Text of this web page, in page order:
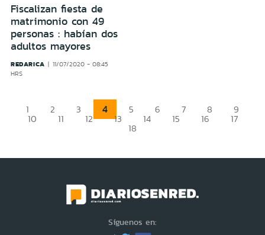
Fiscalizan fiesta de
matrimonio con 49
personas : habían dos
adultos mayores
REDARICA
11/07/2020 - 08:45
HRS
1 2 3 4 5 6 7 8 9
10 11 12 13 14 15 16 17
18
Síguenos en: